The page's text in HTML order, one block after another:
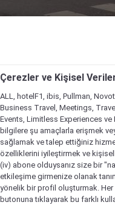
Lazare
Çerezler ve Kişisel
ALL, hotelF1, ibis, Pullman,
Business Travel, Meetings,
Events, Limitless Experiences
bilgilere şu amaçlarla erişmek
sağlamak ve talep ettiğiniz
özelliklerini iyileştirmek ve
(iv) abone olduysanız size bir
etkileşime girmenize olanak
yönelik bir profil oluşturmak.
butonuna tıklayarak bu farklı